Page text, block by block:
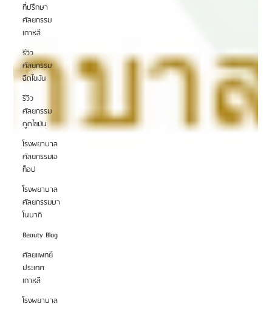
ที่ปรึกษา
ศัลยกรรม
เกาหลี
รีวิว
ศัลยกรรม
ฉีดไขมัน
รีวิว
ศัลยกรรม
ดูดไขมัน
โรงพยาบาล
ศัลยกรรมเอ
ท็อป
โรงพยาบาล
ศัลยกรรมบา
โนบากิ
Beauty Blog
ศัลยแพทย์
ประเทศ
เกาหลี
โรงพยาบาล